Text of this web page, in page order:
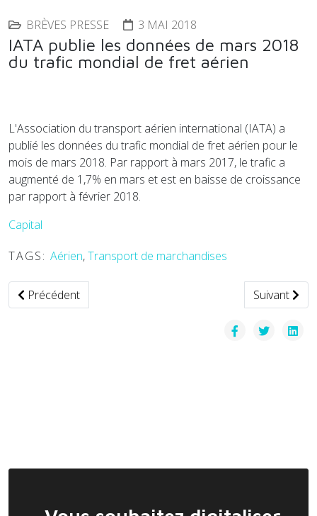
BRÈVES PRESSE 3 MAI 2018
IATA publie les données de mars 2018
du trafic mondial de fret aérien
L'Association du transport aérien international (IATA) a
publié les données du trafic mondial de fret aérien pour le
mois de mars 2018. Par rapport à mars 2017, le trafic a
augmenté de 1,7% en mars et est en baisse de croissance
par rapport à février 2018.
Capital
TAGS: Aérien,Transport de marchandises
Article précédent : Colis privé et Adrexo créent un service
Précédent Article
Suivant